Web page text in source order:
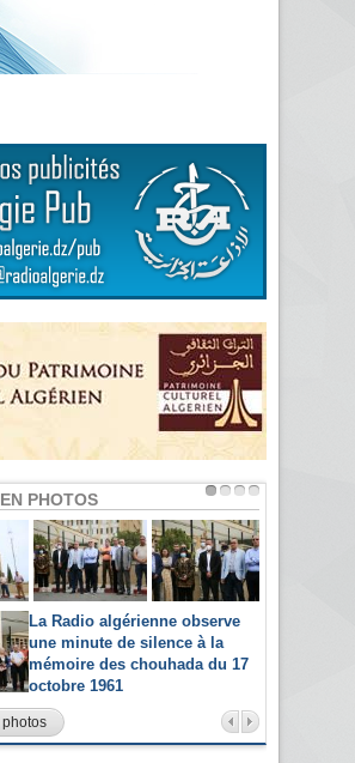
PHOTOS
La Radio algérienne observe
une minute de silence à la
mémoire des chouhada du 17
octobre 1961
photos